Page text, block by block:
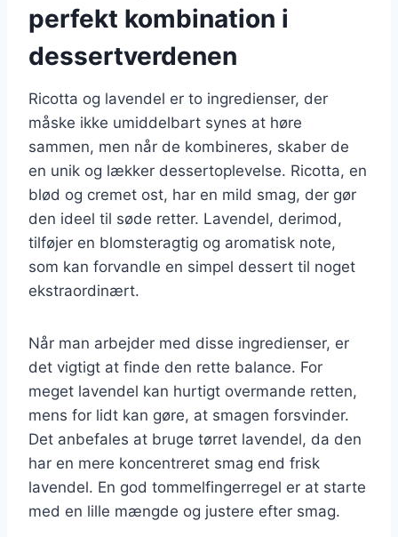
perfekt kombination i
dessertverdenen
Ricotta og lavendel er to ingredienser, der
måske ikke umiddelbart synes at høre
sammen, men når de kombineres, skaber de
en unik og lækker dessertoplevelse. Ricotta, en
blød og cremet ost, har en mild smag, der gør
den ideel til søde retter. Lavendel, derimod,
tilføjer en blomsteragtig og aromatisk note,
som kan forvandle en simpel dessert til noget
ekstraordinært.
Når man arbejder med disse ingredienser, er
det vigtigt at finde den rette balance. For
meget lavendel kan hurtigt overmande retten,
mens for lidt kan gøre, at smagen forsvinder.
Det anbefales at bruge tørret lavendel, da den
har en mere koncentreret smag end frisk
lavendel. En god tommelfingerregel er at starte
med en lille mængde og justere efter smag.